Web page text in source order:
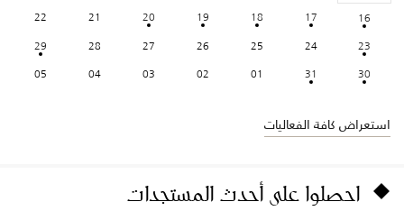
16
17
18
19
20
21
22
23
24
25
26
27
28
29
30
31
01
02
03
04
05
استعراض كافة الفعاليات
احصلوا على أحدث المستجدات